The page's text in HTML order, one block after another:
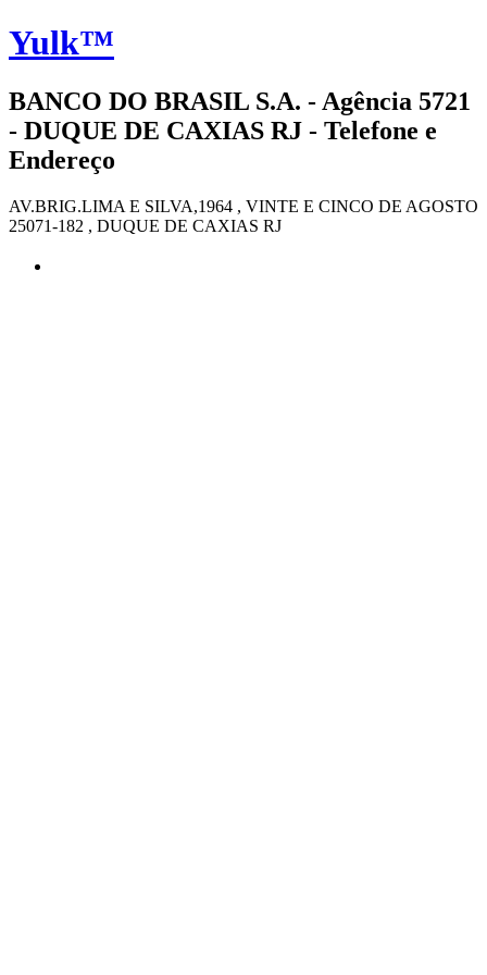
Yulk™
BANCO DO BRASIL S.A. - Agência 5721
- DUQUE DE CAXIAS RJ - Telefone e
Endereço
AV.BRIG.LIMA E SILVA,1964 , VINTE E CINCO DE AGOSTO
25071-182 , DUQUE DE CAXIAS RJ